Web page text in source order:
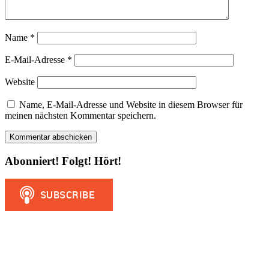
Name *
E-Mail-Adresse *
Website
Name, E-Mail-Adresse und Website in diesem Browser für
meinen nächsten Kommentar speichern.
Abonniert! Folgt! Hört!